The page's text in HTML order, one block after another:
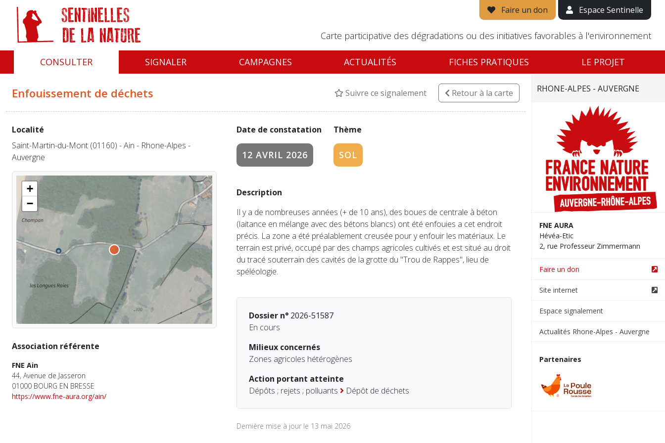
Faire un don Espace Sentinelle
Carte participative des dégradations ou des initiatives favorables à l'environnement
CONSULTER SIGNALER CAMPAGNES ACTUALITÉS FICHES PRATIQUES LE PROJET
Enfouissement de déchets Suivre ce signalement Retourà la carte
Date de constatation
12 AVRIL 2026
Thème
SOL
Description
Il y a de nombreuses années (+ de 10 ans), des boues de centrale à béton
(laitance en mélange avec des bétons blancs) ont été enfouies a cet endroit
précis. La zone a été préalablement creusée pour y enfouir les matériaux. Le
terrain est privé, occupé par des champs agricoles cultivés et est situé au droit
du tracé souterrain des cavités de la grotte du "Trou de Rappes", lieu de
spéléologie.
Dossier n°2026-51587
En cours
Milieux concernés
Zones agricoles hétérogènes
Action portant atteinte
Dépôts ; rejets ; polluants
Dépôt de déchets
Dernière mise à jour le 13 mai 2026
Localité
Saint-Martin-du-Mont (01160) - Ain - Rhone-Alpes -
Auvergne
+
−
Association référente
FNE Ain
44, Avenue de Jasseron
01000 BOURG EN BRESSE
https://www.fne-aura.org/ain/
RHONE-ALPES - AUVERGNE
FNE AURA
Hévéa-Etic
2, rue Professeur Zimmermann
Faire un don
Site internet
Espace signalement
Actualités Rhone-Alpes - Auvergne
Partenaires
Panneau de gestion des cookies